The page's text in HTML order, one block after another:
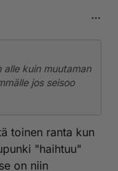
alle kuin muutaman
jos seisoo
toinen ranta kun
"haihtuu"
on niin